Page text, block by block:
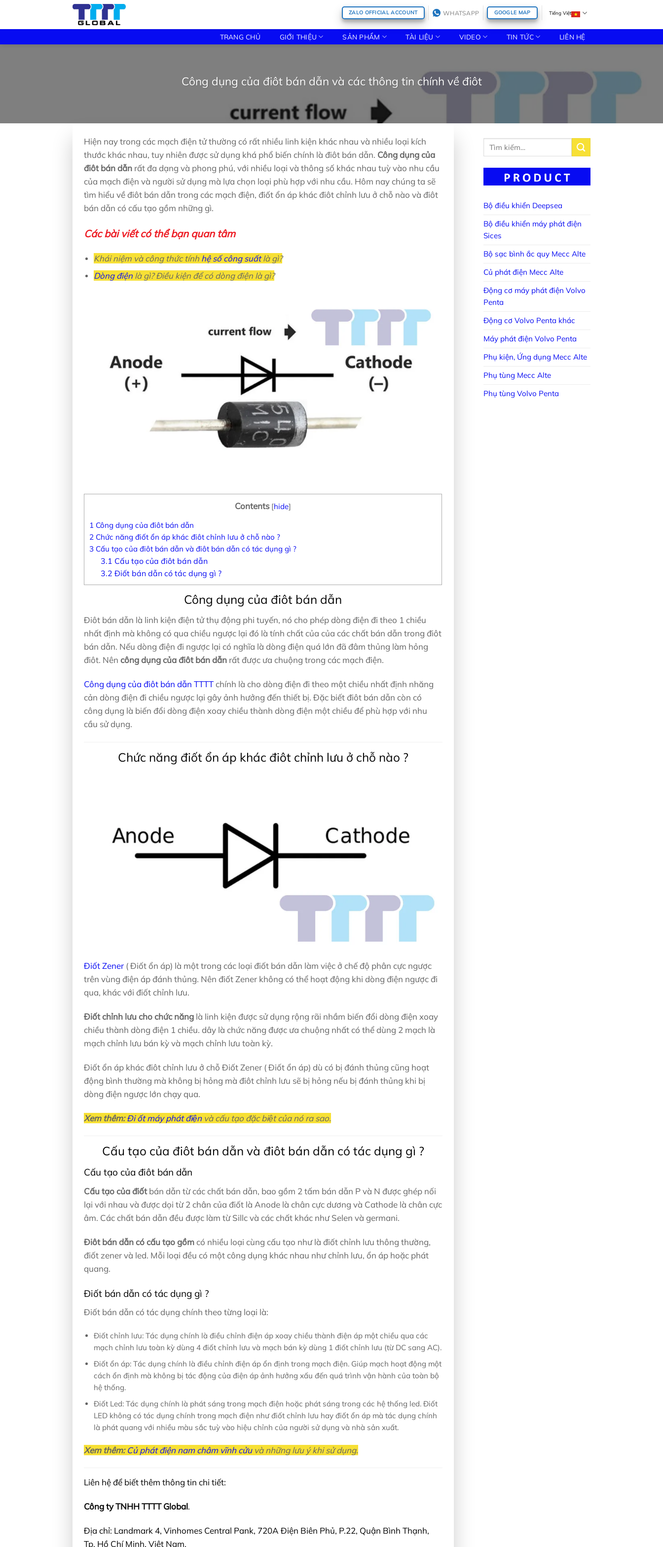
content
ZALO OFFICIAL ACCOUNT WHATSAPP GOOGLE MAP Tiếng Việt
TRANG CHỦ GIỚI THIỆU SẢN PHẨM TÀI LIỆU VIDEO TIN TỨC LIÊN HỆ
Công dụng của điôt bán dẫn và các thông tin chính về điôt
Hiện nay trong các mạch điện tử thường có rất nhiều linh kiện khác nhau và nhiều loại kích
thước khác nhau, tuy nhiên được sử dụng khá phổ biến chính là điôt bán dẫn. Công dụng của
điôt bán dẫnrất đa dạng và phong phú, với nhiều loại và thông số khác nhau tuỳ vào nhu cầu
của mạch điện và người sử dụng mà lựa chọn loại phù hợp với nhu cầu. Hôm nay chúng ta sẽ
tìm hiểu về điôt bán dẫn trong các mạch điện, điốt ổn áp khác điôt chỉnh lưu ở chỗ nào và điôt
bán dẫn có cấu tạo gồm những gì.
Các bài viết có thể bạn quan tâm
Khái niệm và công thức tính hệ số công suấtlà gì?
Dòng điệnlà gì? Điều kiện để có dòng điện là gì?
Contents [hide]
1 Công dụng của điôt bán dẫn
2Chức năng điốt ổn áp khác điôt chỉnh lưu ở chỗ nào ?
3 Cấu tạo của điôt bán dẫn và điôt bán dẫn có tác dụng gì ?
3.1 Cấu tạo của điôt bán dẫn
3.2 Điốt bán dẫn có tác dụng gì ?
Công dụng của điôt bán dẫn
Điôt bán dẫn là linh kiện điện tử thụ động phi tuyến, nó cho phép dòng điện đi theo 1 chiều
nhất định mà không có qua chiều ngược lại đó là tính chất của của các chất bán dẫn trong điôt
bán dẫn. Nếu dòng điện đi ngược lại có nghĩa là dòng điện quá lớn đã đâm thủng làm hỏng
điôt. Nên công dụng của điôt bán dẫnrất được ưa chuộng trong các mạch điện.
Công dụng của điôt bán dẫn TTTTchính là cho dòng điện đi theo một chiều nhất định nhăng
cản dòng điện đi chiều ngược lại gây ảnh hưởng đến thiết bị. Đặc biết điôt bán dẫn còn có
công dụng là biến đổi dòng điện xoay chiều thành dòng điện một chiều để phù hợp với nhu
cầu sử dụng.
Chức năng điốt ổn áp khác điôt chỉnh lưu ở chỗ nào ?
Điốt Zener( Điốt ổn áp) là một trong các loại điốt bán dẫn làm việc ở chế độ phân cực ngược
trên vùng điện áp đánh thủng. Nên điốt Zener không có thể hoạt động khi dòng điện ngược đi
qua, khác với điốt chỉnh lưu.
Điốt chỉnh lưu cho chức nănglà linh kiện được sử dụng rộng rãi nhầm biến đổi dòng điện xoay
chiều thành dòng điện 1 chiều. dây là chức năng được ưa chuộng nhất có thể dùng 2 mạch là
mạch chỉnh lưu bán kỳ và mạch chỉnh lưu toàn kỳ.
Điốt ổn áp khác điôt chỉnh lưu ở chỗ Điốt Zener ( Điốt ổn áp) dù có bị đánh thủng cũng hoạt
động bình thường mà không bị hỏng mà điôt chỉnh lưu sẽ bị hỏng nếu bị đánh thủng khi bị
dòng điện ngược lớn chạy qua.
Xem thêm: Đi ốt máy phát điệnvà cấu tạo đặc biệt của nó ra sao.
Cấu tạo của điôt bán dẫn và điôt bán dẫn có tác dụng gì ?
Cấu tạo của điôt bán dẫn
Cấu tạo của điốtbán dẫn từ các chất bán dẫn, bao gồm 2 tấm bán dẫn P và N được ghép nối
lại với nhau và được dọi từ 2 chân của điốt là Anode là chân cực dương và Cathode là chân cực
âm. Các chất bán dẫn đều được làm từ Sillc và các chất khác như Selen và germani.
Điôt bán dẫn có cấu tạo gồmcó nhiều loại cùng cấu tạo như là điốt chỉnh lưu thông thường,
điốt zener và led. Mỗi loại đều có một công dụng khác nhau như chỉnh lưu, ổn áp hoặc phát
quang.
Điốt bán dẫn có tác dụng gì ?
Điốt bán dẫn có tác dụng chính theo từng loại là:
Điốt chỉnh lưu: Tác dụng chính là điều chỉnh điện áp xoay chiều thành điện áp một chiều qua các
mạch chỉnh lưu toàn kỳ dùng 4 điốt chỉnh lưu và mạch bán kỳ dùng 1 điốt chỉnh lưu (từ DC sang AC).
Điốt ổn áp: Tác dụng chính là điều chỉnh điện áp ổn định trong mạch điện. Giúp mạch hoạt động một
cách ổn định mà không bị tác động của điện áp ảnh hưởng xấu đến quá trình vận hành của toàn bộ
hệ thống.
Điốt Led: Tác dụng chính là phát sáng trong mạch điện hoặc phát sáng trong các hệ thống led. Điốt
LED không có tác dụng chính trong mạch điện như điốt chỉnh lưu hay điốt ổn áp mà tác dụng chính
là phát quang với nhiều màu sắc tuỳ vào hiệu chỉnh của người sử dụng và nhà sản xuất.
Xem thêm:Củ phát điện nam châm vĩnh cửuvà những lưu ý khi sử dụng.
Liên hệ để biết thêm thông tin chi tiết:
Công ty TNHH TTTT Global.
Địa chỉ: Landmark 4, Vinhomes Central Pank, 720A Điện Biên Phủ, P.22, Quận Bình Thạnh,
Tp. Hồ Chí Minh, Việt Nam.
Tìm
Bộ điều khiển Deepsea
Bộ điều khiển máy phát điện
Sices
Bộ sạc bình ắc quy Mecc Alte
Củ phát điện Mecc Alte
Động cơ máy phát điện Volvo
Penta
Động cơ Volvo Penta khác
Máy phát điện Volvo Penta
Phụ kiện, Ứng dụng Mecc Alte
Phụ tùng Mecc Alte
Phụ tùng Volvo Penta